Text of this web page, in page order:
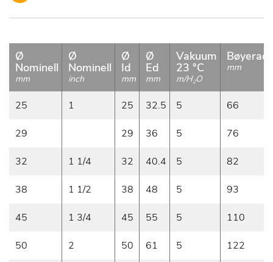
Ø
Nominell
mm
Ø
Nominell
inch
Ø
Id
mm
Ø
Ed
mm
Vakuum
23 °C
m/H2O
mm
25 1 25 32.5 5 66
29 29 36 5 76
32 1 1/4 32 40.4 5 82
38 1 1/2 38 48 5 93
45 1 3/4 45 55 5 110
50 2 50 61 5 122